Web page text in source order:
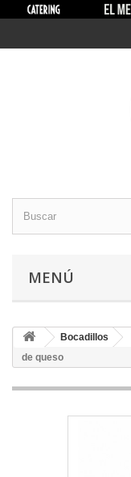
MENÚ
Bocadillos
de queso